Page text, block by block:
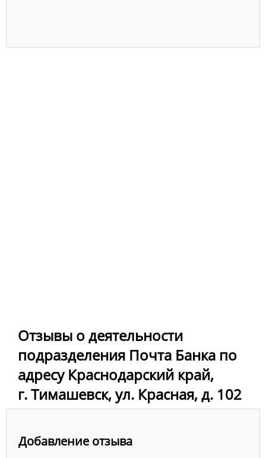
Отзывы о деятельности
подразделения Почта Банка по
адресу Краснодарский край,
г. Тимашевск, ул. Красная, д. 102
Добавление отзыва